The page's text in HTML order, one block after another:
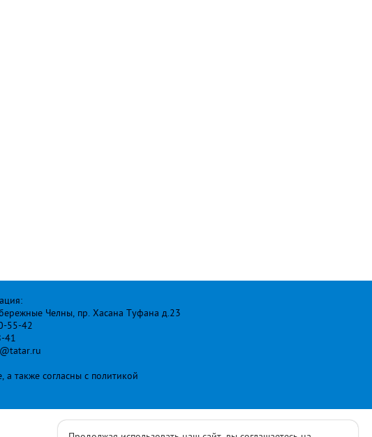
Челны, пр. Хасана Туфана д.23
55-42
41
а также согласны с политикой